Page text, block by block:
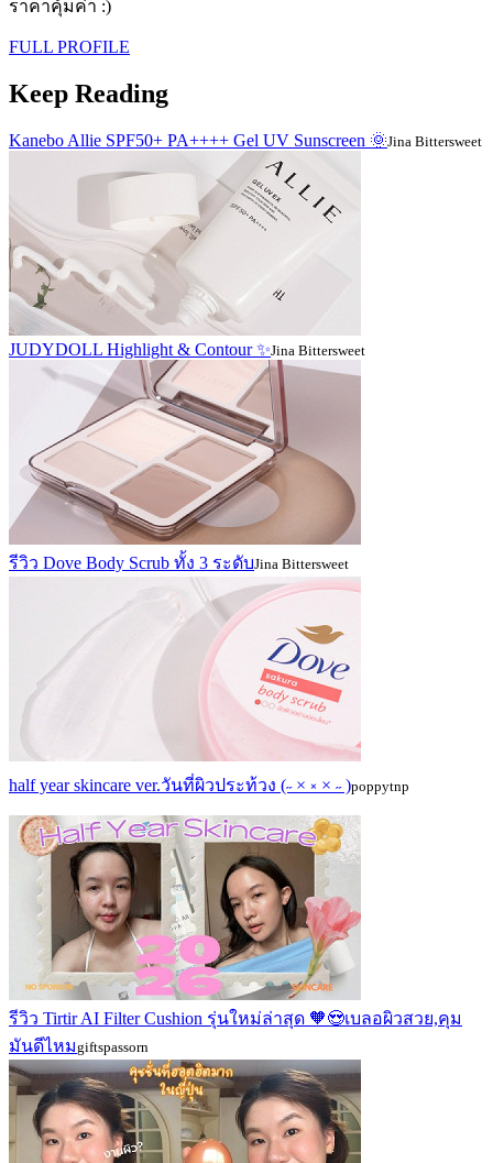
ราคาคุ้มค่า :)
FULL PROFILE
Keep Reading
Kanebo Allie SPF50+ PA++++ Gel UV Sunscreen 🌞Jina Bittersweet
JUDYDOLL Highlight & Contour ✨Jina Bittersweet
รีวิว Dove Body Scrub ทั้ง 3 ระดับJina Bittersweet
half year skincare ver.วันที่ผิวประท้วง (˶ × ༝ × ˶ )poppytnp
รีวิว Tirtir AI Filter Cushion รุ่นใหม่ล่าสุด 🧡😍เบลอผิวสวย,คุม
มันดีไหมgiftspassorn